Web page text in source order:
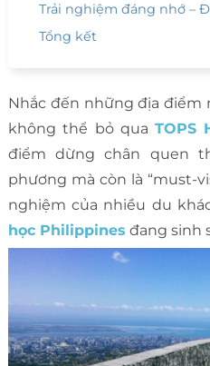
Trải nghiệm đáng nhớ –
Tổng kết
Nhắc đến những địa điểm
không thể bỏ quaTOPS
điểm dừng chân quen
phương mà còn là “must-
nghiệm của nhiều du
học Philippines đang sinh